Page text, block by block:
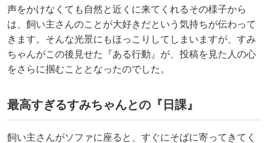
声をかけなくても自然と近くに来てくれるその様子から
は、飼い主さんのことが大好きだという気持ちが伝わって
きます。そんな光景にもほっこりしてしまいますが、すみ
ちゃんがこの後見せた『ある行動』が、投稿を見た人の心
をさらに掴むこととなったのでした。
最高すぎるすみちゃんとの『日課』
飼い主さんがソファに座ると、すぐにそばに寄ってきてく